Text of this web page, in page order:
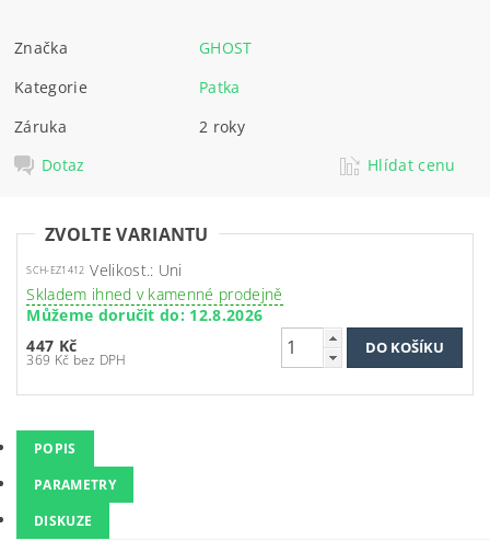
Značka
GHOST
Kategorie
Patka
Záruka
2 roky
Dotaz
Hlídat cenu
ZVOLTE VARIANTU
SCH-EZ1412 Velikost.: Uni
Skladem ihned v kamenné prodejně
Můžeme doručit do: 12.8.2026
447 Kč
369 Kč bez DPH
POPIS
PARAMETRY
DISKUZE